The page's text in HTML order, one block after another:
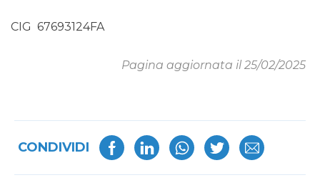
CIG 67693124FA
Pagina aggiornata il 25/02/2025
CONDIVIDI